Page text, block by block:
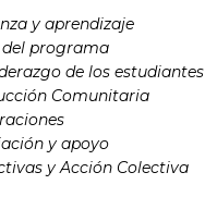
y aprendizaje
del programa
de los estudiantes
Comunitaria
y apoyo
y Acción Colectiva